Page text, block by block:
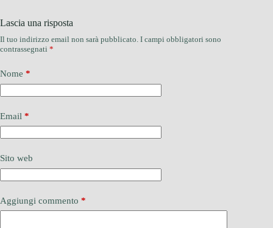
Lascia una risposta
Il tuo indirizzo email non sarà pubblicato. I campi obbligatori sono
contrassegnati *
Nome *
Email *
Sito web
Aggiungi commento *